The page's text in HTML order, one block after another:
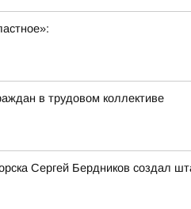
в трудовом коллективе
Сергей Бердников создал